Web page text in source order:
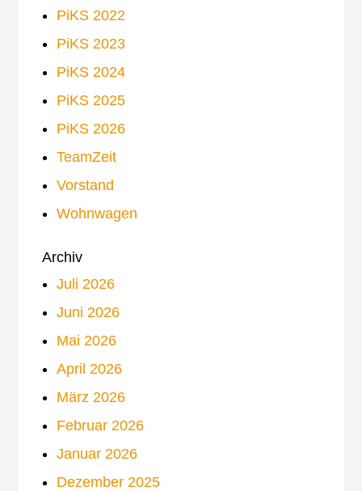
PiKS 2022
PiKS 2023
PiKS 2024
PiKS 2025
PiKS 2026
TeamZeit
Vorstand
Wohnwagen
Archiv
Juli 2026
Juni 2026
Mai 2026
April 2026
März 2026
Februar 2026
Januar 2026
Dezember 2025